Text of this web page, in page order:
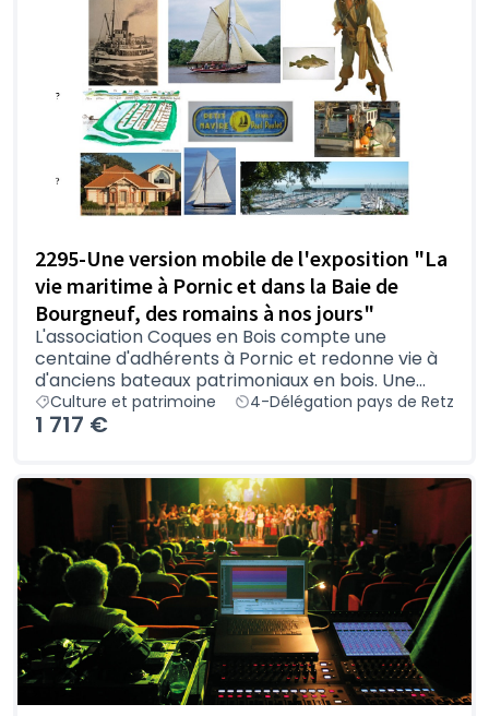
2295-Une version mobile de l'exposition "La
vie maritime à Pornic et dans la Baie de
Bourgneuf, des romains à nos jours"
L'association Coques en Bois compte une
centaine d'adhérents à Pornic et redonne vie à
d'anciens bateaux patrimoniaux en bois. Une...
Culture et patrimoine 4-Délégation pays de Retz
1 717 €